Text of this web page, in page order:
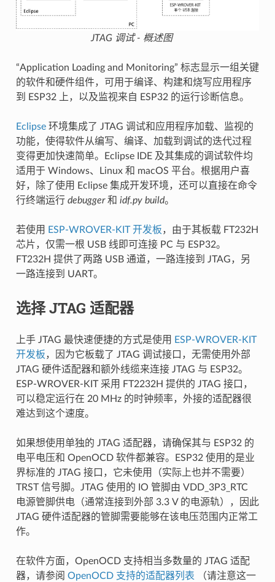
JTAG 调试 - 概述图
“Application Loading and Monitoring” 标志显示一组关键
的软件和硬件组件，可用于编译、构建和烧写应用程序
到 ESP32 上，以及监视来自 ESP32 的运行诊断信息。
Eclipse环境集成了 JTAG 调试和应用程序加载、监视的
功能，使得软件从编写、编译、加载到调试的迭代过程
变得更加快速简单。Eclipse IDE 及其集成的调试软件均
适用于 Windows、Linux 和 macOS 平台。根据用户喜
好，除了使用 Eclipse 集成开发环境，还可以直接在命令
行终端运行 debugger和 idf.py build。
若使用 ESP-WROVER-KIT 开发板，由于其板载 FT232H
芯片，仅需一根 USB 线即可连接 PC 与 ESP32。
FT232H 提供了两路 USB 通道，一路连接到 JTAG，另
一路连接到 UART。
选择 JTAG 适配器
上手 JTAG 最快速便捷的方式是使用
ESP-WROVER-KIT
开发板，因为它板载了 JTAG 调试接口，无需使用外部
JTAG 硬件适配器和额外线缆来连接 JTAG 与 ESP32。
ESP-WROVER-KIT 采用 FT2232H 提供的 JTAG 接口，
可以稳定运行在 20 MHz 的时钟频率，外接的适配器很
难达到这个速度。
如果想使用单独的 JTAG 适配器，请确保其与 ESP32 的
电平电压和 OpenOCD 软件都兼容。ESP32 使用的是业
界标准的 JTAG 接口，它未使用（实际上也并不需要）
TRST 信号脚。JTAG 使用的 IO 管脚由 VDD_3P3_RTC
电源管脚供电（通常连接到外部 3.3 V 的电源轨），因此
JTAG 硬件适配器的管脚需要能够在该电压范围内正常工
作。
在软件方面，OpenOCD 支持相当多数量的 JTAG 适配
器，请参阅 OpenOCD 支持的适配器列表 （请注意这一